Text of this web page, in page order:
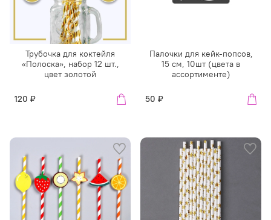
Трубочка для коктейля
«Полоска», набор 12 шт.,
цвет золотой
120 ₽
Палочки для кейк-попсов,
15 см, 10шт (цвета в
ассортименте)
50 ₽